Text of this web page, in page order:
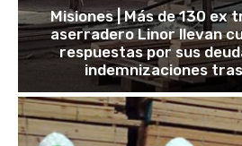
Misiones | Más de 130 ex
aserradero Linor llevan
respuestas por sus
indemnizaciones